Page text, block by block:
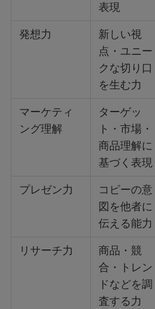
表現
発想力
新しい視
点・ユニー
クな切り口
を生む力
マーケティ
ング理解
ターゲッ
ト・市場・
商品理解に
基づく表現
プレゼン力
コピーの意
図を他者に
伝える能力
リサーチ力
商品・競
合・トレン
ドなどを調
査する力